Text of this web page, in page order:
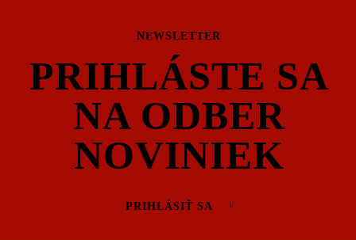
NEWSLETTER
PRIHLÁSTE SA
NA ODBER
NOVINIEK
PRIHLÁSIŤ SA